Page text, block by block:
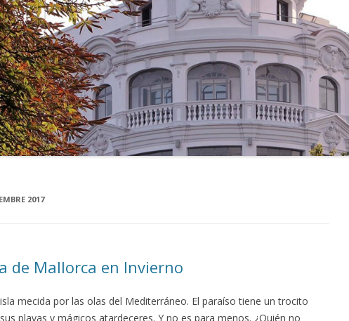
2017
de Mallorca en Invierno
mecida por las olas del Mediterráneo. El paraíso tiene un trocito
playas y mágicos atardeceres. Y no es para menos. ¿Quién no